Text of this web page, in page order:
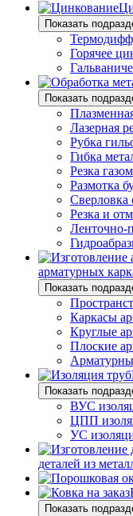
Показать
Горячее
Показать
Лазерная
Рубка
Гибка
Резка газом
Размотка
Сверловка
Резка и
Ленточно-
арматурных
Показать
Каркасы
Круглые
Плоские
Показать
ВУС
ЦПП
УС
деталей из
Показать